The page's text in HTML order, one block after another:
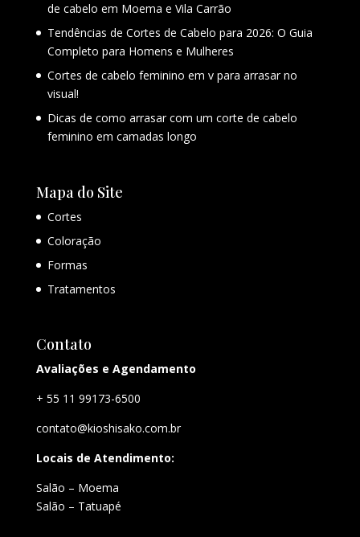
de cabelo em Moema e Vila Carrão
Tendências de Cortes de Cabelo para 2026: O Guia
Completo para Homens e Mulheres
Cortes de cabelo feminino em v para arrasar no
visual!
Dicas de como arrasar com um corte de cabelo
feminino em camadas longo
Mapa do Site
Cortes
Coloração
Formas
Tratamentos
Contato
Avaliações e Agendamento
+ 55 11 99173-6500
contato@kioshisako.com.br
Locais de Atendimento:
Salão – Moema
Salão – Tatuapé